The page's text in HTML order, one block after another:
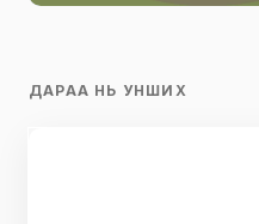
ДАРАА НЬ УНШИХ